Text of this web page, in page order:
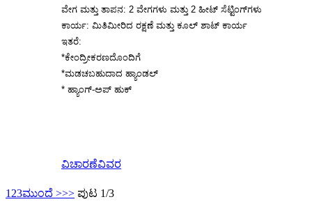
ವೇಗ ಮತ್ತು ತಾಪನ: 2 ವೇಗಗಳು ಮತ್ತು 2 ಹೀಟ್ ಸೆಟ್ಟಿಂಗ್‌ಗಳು
ಕಾರ್ಯ: ಮಿತಿಮೀರಿದ ರಕ್ಷಣೆ ಮತ್ತು ಕೂಲ್ ಶಾಟ್ ಕಾರ್ಯ
ಇತರೆ:
*ಕೇಂದ್ರೀಕರಣದೊಂದಿಗೆ
*ಮಡಚಬಹುದಾದ ಹ್ಯಾಂಡಲ್
* ಹ್ಯಾಂಗ್-ಅಪ್ ಹುಕ್
ವಿಚಾರಣೆವಿವರ
1 23ಮುಂದೆ >>> ಪುಟ 1/3